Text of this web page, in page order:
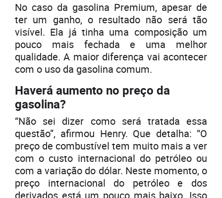
No caso da gasolina Premium, apesar de
ter um ganho, o resultado não será tão
visível. Ela já tinha uma composição um
pouco mais fechada e uma melhor
qualidade. A maior diferença vai acontecer
com o uso da gasolina comum.
Haverá aumento no preço da
gasolina?
“Não sei dizer como será tratada essa
questão”, afirmou Henry. Que detalha: “O
preço de combustível tem muito mais a ver
com o custo internacional do petróleo ou
com a variação do dólar. Neste momento, o
preço internacional do petróleo e dos